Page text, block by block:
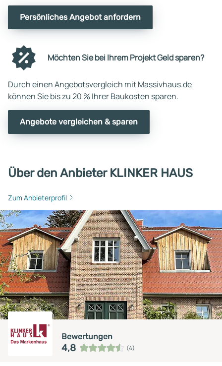
Persönliches Angebot anfordern
Möchten Sie bei Ihrem Projekt Geld sparen?
Durch einen Angebotsvergleich mit Massivhaus.de
können Sie bis zu 20 % Ihrer Baukosten sparen.
Angebote vergleichen & sparen
Über den Anbieter KLINKER HAUS
Zum Anbieterprofil
Bewertungen
4,8 (4)